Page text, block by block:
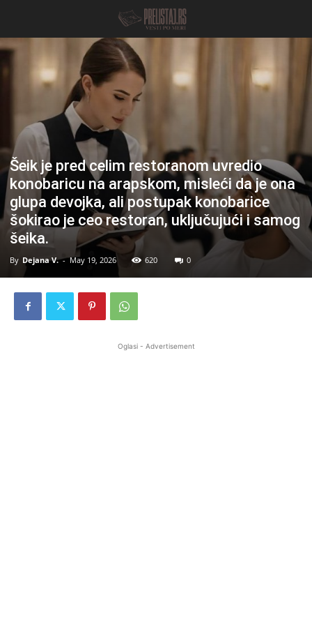
Šeik je pred celim restoranom uvredio
konobaricu na arapskom, misleći da je ona
glupa devojka, ali postupak konobarice
šokirao je ceo restoran, uključujući i samog
šeika.
By Dejana V. - May 19, 2026 620 0
Oglasi - Advertisement